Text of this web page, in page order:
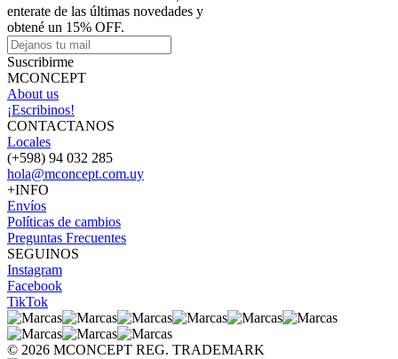
enterate de las últimas novedades y
obtené un 15% OFF.
Suscribirme
MCONCEPT
About us
¡Escribinos!
CONTACTANOS
Locales
(+598) 94 032 285
hola@mconcept.com.uy
+INFO
Envíos
Políticas de cambios
Preguntas Frecuentes
SEGUINOS
Instagram
Facebook
TikTok
© 2026 MCONCEPT REG. TRADEMARK